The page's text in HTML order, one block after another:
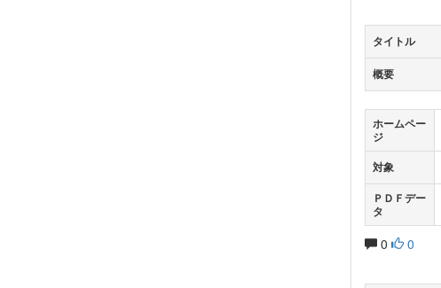
タイトル
概要
ホームペー
ジ
対象
ＰＤＦデー
タ
0 0